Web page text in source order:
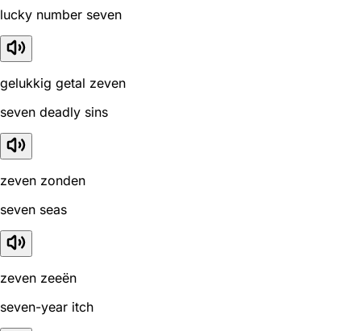
lucky number seven
gelukkig getal zeven
seven deadly sins
zeven zonden
seven seas
zeven zeeën
seven-year itch